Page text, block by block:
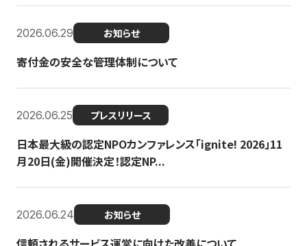
2026.06.29 お知らせ
寄付金の安全な管理体制について
2026.06.25 プレスリリース
日本最大級の認定NPOカンファレンス「ignite! 2026」11
月20日(金)開催決定！認定NP...
2026.06.24 お知らせ